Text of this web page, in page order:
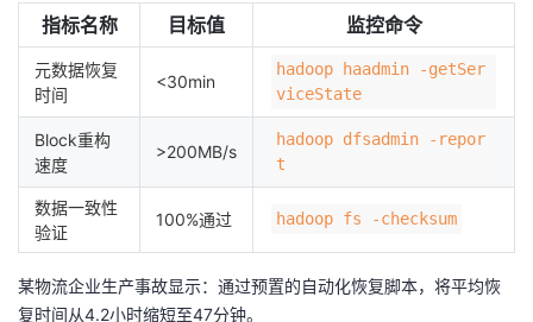
指标名称 目标值 监控命令
元数据恢复
时间
<30min
hadoop haadmin -getSer
viceState
Block重构
速度
>200MB/s
hadoop dfsadmin -repor
t
数据一致性
验证
100%通过 hadoop fs -checksum
某物流企业生产事故显示：通过预置的自动化恢复脚本，将平均恢
复时间从4.2小时缩短至47分钟。